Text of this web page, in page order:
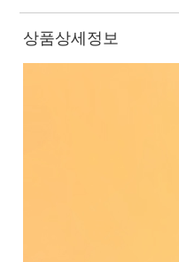
상품상세정보